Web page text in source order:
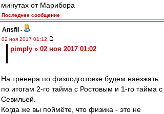
минутах от Марибора
Последнее сообщение
Ansfil -
02 ноя 2017 01:12
pimply » 02 ноя 2017 01:02
На тренера по физподготовке будем наезжать
по итогам 2-го тайма с Ростовым и 1-го тайма с
Севильей.
Когда же вы поймёте, что физика - это не